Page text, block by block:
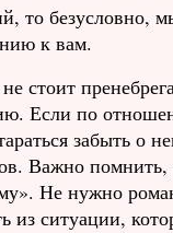
то безусловно,
к вам.
стоит
Если по
забыть о
Важно помнить,
Не нужно
из ситуации,